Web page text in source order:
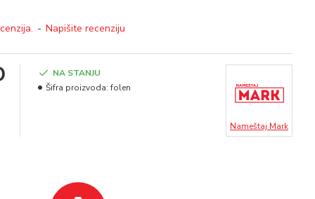
- Napišite recenziju
NA STANJU
Šifra proizvoda: folen
Nameštaj Mark